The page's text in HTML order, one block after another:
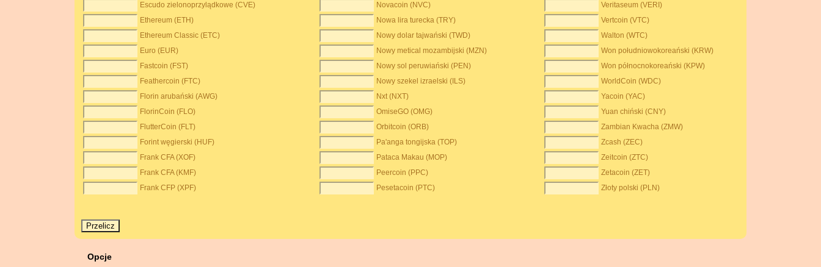
Escudo zielonoprzylądkowe (CVE)
Novacoin (NVC)
Veritaseum (VERI)
Ethereum (ETH)
Nowa lira turecka (TRY)
Vertcoin (VTC)
Ethereum Classic (ETC)
Nowy dolar tajwański (TWD)
Walton (WTC)
Euro (EUR)
Nowy metical mozambijski (MZN)
Won południowokoreański (KRW)
Fastcoin (FST)
Nowy sol peruwiański (PEN)
Won północnokoreański (KPW)
Feathercoin (FTC)
Nowy szekel izraelski (ILS)
WorldCoin (WDC)
Florin arubański (AWG)
Nxt (NXT)
Yacoin (YAC)
FlorinCoin (FLO)
OmiseGO (OMG)
Yuan chiński (CNY)
FlutterCoin (FLT)
Orbitcoin (ORB)
Zambian Kwacha (ZMW)
Forint węgierski (HUF)
Pa'anga tongijska (TOP)
Zcash (ZEC)
Frank CFA (XOF)
Pataca Makau (MOP)
Zeitcoin (ZTC)
Frank CFA (KMF)
Peercoin (PPC)
Zetacoin (ZET)
Frank CFP (XPF)
Pesetacoin (PTC) Złoty polski (PLN)
Opcje